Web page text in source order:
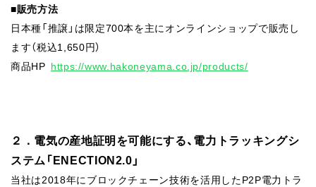
■販売方法
日本種「推譲」は限定700本を主にオンラインショップで販売し
ます（税込1,650円）
商品HP https://www.hakoneyama.co.jp/products/
２．電気の産地証明を可能にする、電力トラッキングシ
ステム「ENECTION2.0」
当社は2018年にブロックチェーン技術を活用したP2P電力トラ